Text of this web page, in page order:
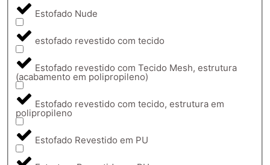
Estofado Nude
estofado revestido com tecido
Estofado revestido com Tecido Mesh, estrutura
(acabamento em polipropileno)
Estofado revestido com tecido, estrutura em
polipropileno
Estofado Revestido em PU